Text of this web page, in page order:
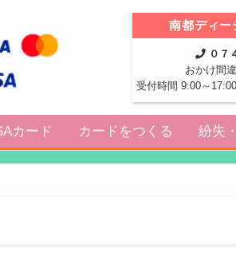
カード カードをつくる 紛失
南都ディー
０７
おかけ間
受付時間 9:00～